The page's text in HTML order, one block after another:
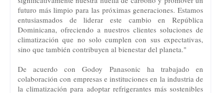
futuro más limpio para las próximas generaciones. Estamos
entusiasmados de liderar este cambio en República
Dominicana, ofreciendo a nuestros clientes soluciones de
climatización que no solo cumplen con sus expectativas,
sino que también contribuyen al bienestar del planeta."
De acuerdo con Godoy Panasonic ha trabajado en
colaboración con empresas e instituciones en la industria de
la climatización para adoptar refrigerantes más sostenibles